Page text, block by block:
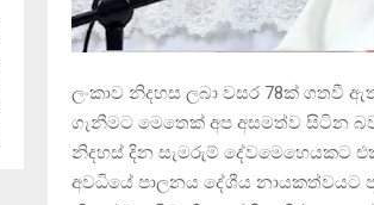
ලංකාව නිදහස ලබා වසර 78ක් ගතවී
ගැනීමට මෙතෙක් අප අසමත්ව සිටින
නිදහස් දින සැමරුම් දේවමෙහෙයකට
අවධියේ පාලනය දේශීය